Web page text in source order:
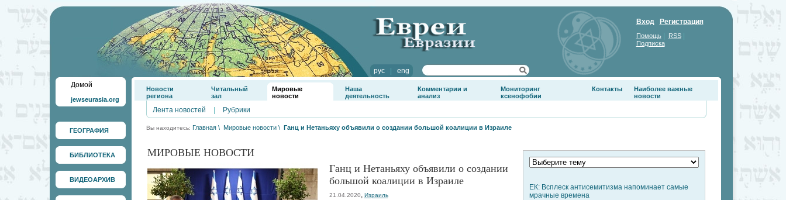
рус| eng
Вход Регистрация
Помощь| RSS|
Подписка
Домой
jewseurasia.org
ГЕОГРАФИЯ
БИБЛИОТЕКА
ВИДЕОАРХИВ
Новости
региона
Читальный
зал
Мировые
новости
Наша
деятельность
Комментарии и
анализ
Мониторинг
ксенофобии
Контакты
Наиболее важные
новости
Лента новостей Рубрики
Вы находитесь: Главная \ Мировые новости \ Ганц и Нетаньяху объявили о создании большой коалиции в Израиле
МИРОВЫЕ НОВОСТИ
Ганц и Нетаньяху объявили о создании
большой коалиции в Израиле
21.04.2020, Израиль
ЕК: Всплеск антисемитизма напоминает самые
мрачные времена